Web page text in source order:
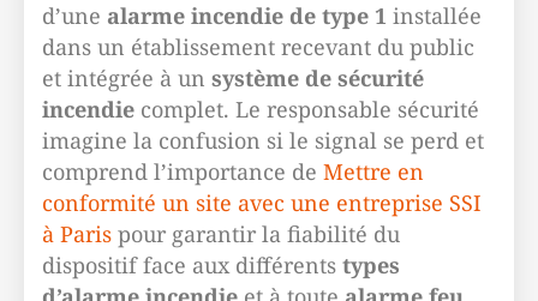
d’une alarme incendie de type 1 installée
dans un établissement recevant du public
et intégrée à un système de sécurité
incendie complet. Le responsable sécurité
imagine la confusion si le signal se perd et
comprend l’importance de Mettre en
conformité un site avec une entreprise SSI
à Paris pour garantir la fiabilité du
dispositif face aux différents types